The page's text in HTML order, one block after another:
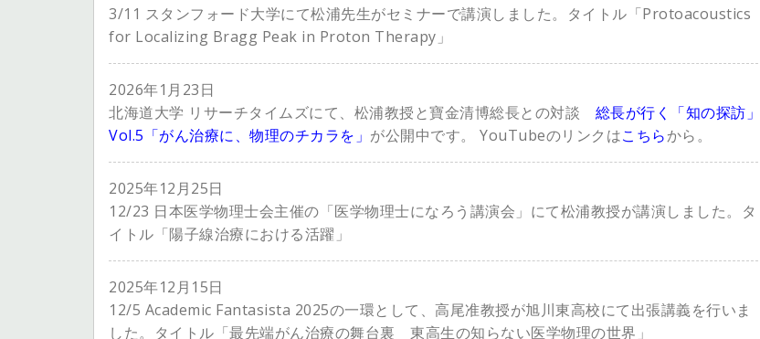
3/11 スタンフォード大学にて松浦先生がセミナーで講演しました。タイトル「Protoacoustics
for Localizing Bragg Peak in Proton Therapy」
2026年1月23日
北海道大学 リサーチタイムズにて、松浦教授と寶金清博総長との対談 総長が行く「知の探訪」
Vol.5「がん治療に、物理のチカラを」 が公開中です。 YouTubeのリンクはこちらから。
2025年12月25日
12/23 日本医学物理士会主催の「医学物理士になろう講演会」にて松浦教授が講演しました。タ
イトル「陽子線治療における活躍」
2025年12月15日
12/5 Academic Fantasista 2025の一環として、高尾准教授が旭川東高校にて出張講義を行いま
した。タイトル「最先端がん治療の舞台裏 東高生の知らない医学物理の世界」